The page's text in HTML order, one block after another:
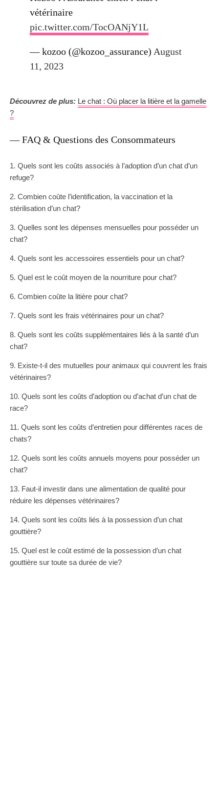
vétérinaire
pic.twitter.com/TocOANjY1L
— kozoo (@kozoo_assurance) August
11, 2023
Découvrez de plus: Le chat : Où placer la litière et la gamelle
?
— FAQ & Questions des Consommateurs
1. Quels sont les coûts associés à l’adoption d’un chat d’un
refuge?
2. Combien coûte l’identification, la vaccination et la
stérilisation d’un chat?
3. Quelles sont les dépenses mensuelles pour posséder un
chat?
4. Quels sont les accessoires essentiels pour un chat?
5. Quel est le coût moyen de la nourriture pour chat?
6. Combien coûte la litière pour chat?
7. Quels sont les frais vétérinaires pour un chat?
8. Quels sont les coûts supplémentaires liés à la santé d’un
chat?
9. Existe-t-il des mutuelles pour animaux qui couvrent les frais
vétérinaires?
10. Quels sont les coûts d’adoption ou d’achat d’un chat de
race?
11. Quels sont les coûts d’entretien pour différentes races de
chats?
12. Quels sont les coûts annuels moyens pour posséder un
chat?
13. Faut-il investir dans une alimentation de qualité pour
réduire les dépenses vétérinaires?
14. Quels sont les coûts liés à la possession d’un chat
gouttière?
15. Quel est le coût estimé de la possession d’un chat
gouttière sur toute sa durée de vie?